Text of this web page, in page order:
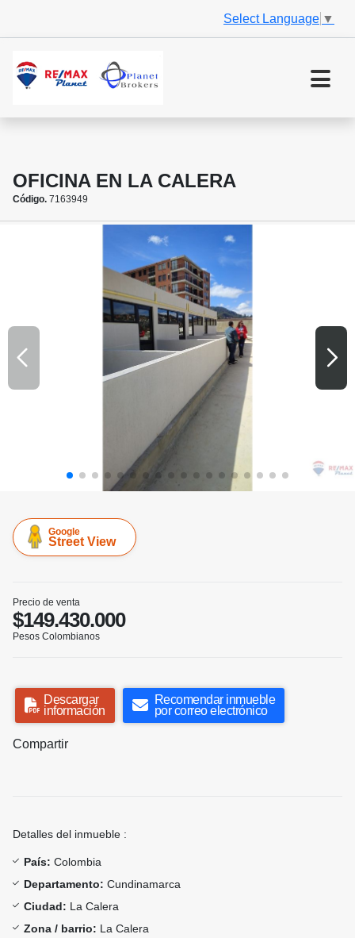
Select Language ▼
OFICINA EN LA CALERA
Código. 7163949
Google
Street View
Precio de venta
$149.430.000
Pesos Colombianos
Descargar
información
Recomendar inmueble
por correo electrónico
Compartir
Detalles del inmueble :
País: Colombia
Departamento: Cundinamarca
Ciudad: La Calera
Zona / barrio: La Calera